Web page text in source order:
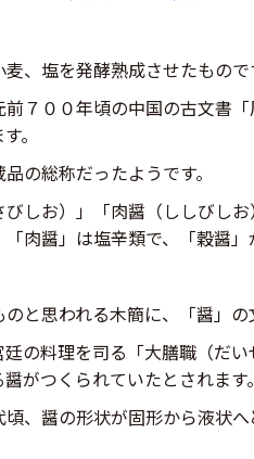
麦、塩を発酵熟成させたもので
７００年頃の中国の古文書
。
の総称だったようです。
しお）」「肉醤（ししびし
肉醤」は塩辛類で、「穀醤
と思われる木簡に、「醤」
の料理を司る「大膳職（だ
がつくられていたとされます
、醤の形状が固形から液状